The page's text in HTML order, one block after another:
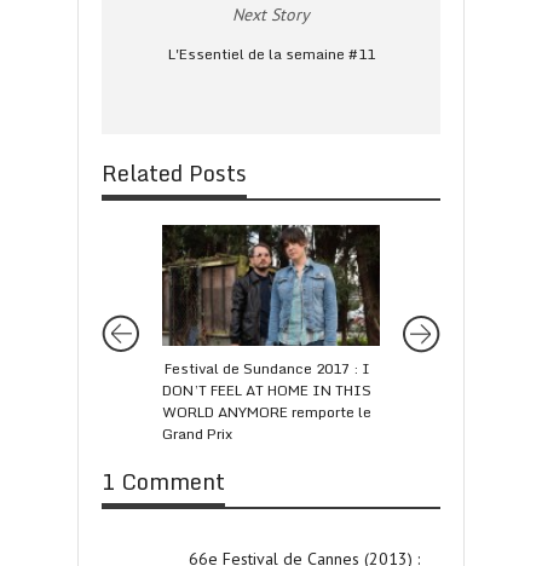
Next Story
L'Essentiel de la semaine #11
Related Posts
Festival de Sundance 2017 : I
DON’T FEEL AT HOME IN THIS
WORLD ANYMORE remporte le
Grand Prix
1 Comment
66e Festival de Cannes (2013) :